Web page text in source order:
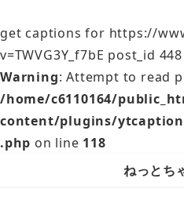
get captions for https://
v=TWVG3Y_f7bE post_id 448
Warning: Attempt to read
/home/c6110164/
content/plugins/
.php on line 118
ねっとち